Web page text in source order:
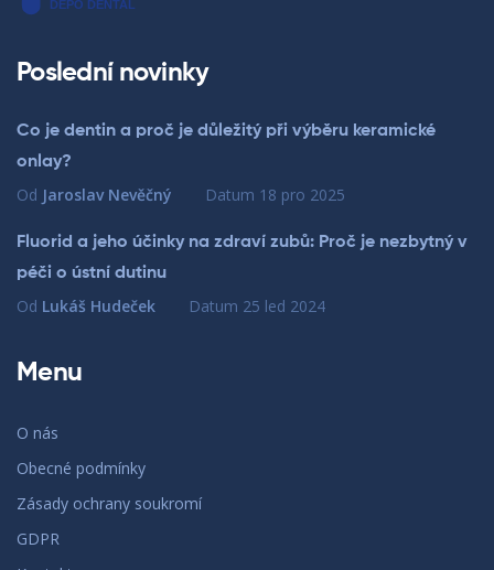
Poslední novinky
Co je dentin a proč je důležitý při výběru keramické
onlay?
Od Jaroslav Nevěčný Datum 18 pro 2025
Fluorid a jeho účinky na zdraví zubů: Proč je nezbytný v
péči o ústní dutinu
Od Lukáš Hudeček Datum 25 led 2024
Menu
O nás
Obecné podmínky
Zásady ochrany soukromí
GDPR